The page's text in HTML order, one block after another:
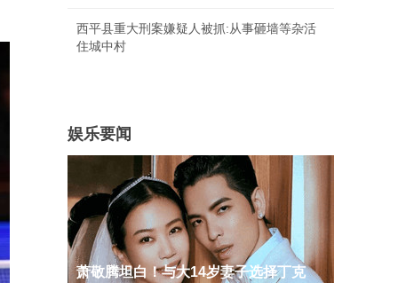
西平县重大刑案嫌疑人被抓:从事砸墙等杂活
住城中村
娱乐要闻
萧敬腾坦白！与大14岁妻子选择丁克